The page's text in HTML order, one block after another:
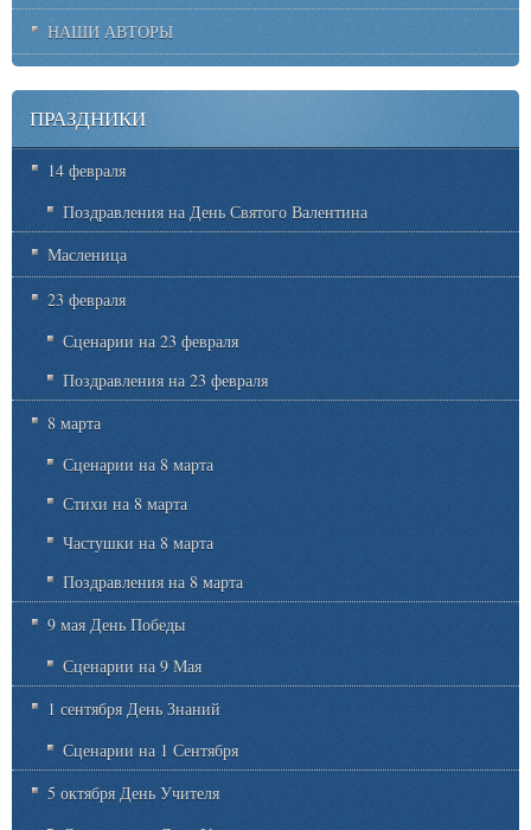
НАШИ АВТОРЫ
ПРАЗДНИКИ
14 февраля
Поздравления на День Святого Валентина
Масленица
23 февраля
Сценарии на 23 февраля
Поздравления на 23 февраля
8 марта
Сценарии на 8 марта
Стихи на 8 марта
Частушки на 8 марта
Поздравления на 8 марта
9 мая День Победы
Сценарии на 9 Мая
1 сентября День Знаний
Сценарии на 1 Сентября
5 октября День Учителя